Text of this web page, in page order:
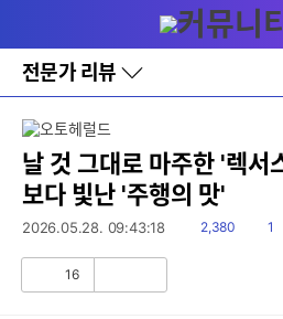
와
홈
전문가 리뷰
바
로
레
이
어
창
토
날 것 그대로 마주한 '렉
보다 빛난 '주행의 맛'
2026.05.28. 09:43:18
읽
2,380
댓1
16